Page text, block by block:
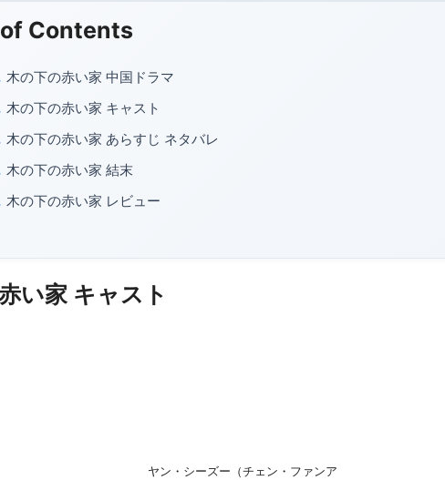
Contents
木の下の赤い家 中国ドラマ
木の下の赤い家 キャスト
木の下の赤い家 あらすじ ネタバレ
木の下の赤い家 結末
木の下の赤い家 レビュー
い家 キャスト
ヤン・シーズー（チェン・ファンア